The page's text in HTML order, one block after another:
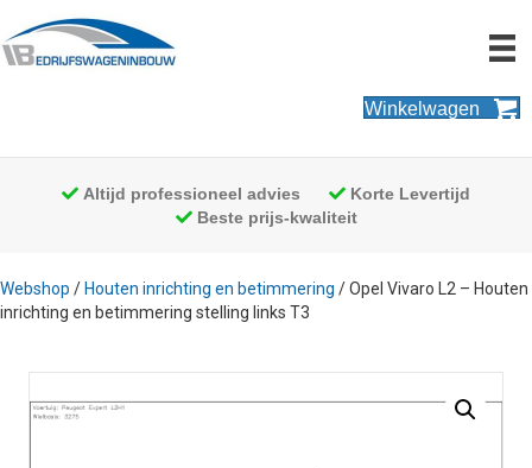
Winkelwagen
Altijd professioneel advies
Korte Levertijd
Beste prijs-kwaliteit
Webshop / Houten inrichting en betimmering / Opel Vivaro L2 – Houten
inrichting en betimmering stelling links T3